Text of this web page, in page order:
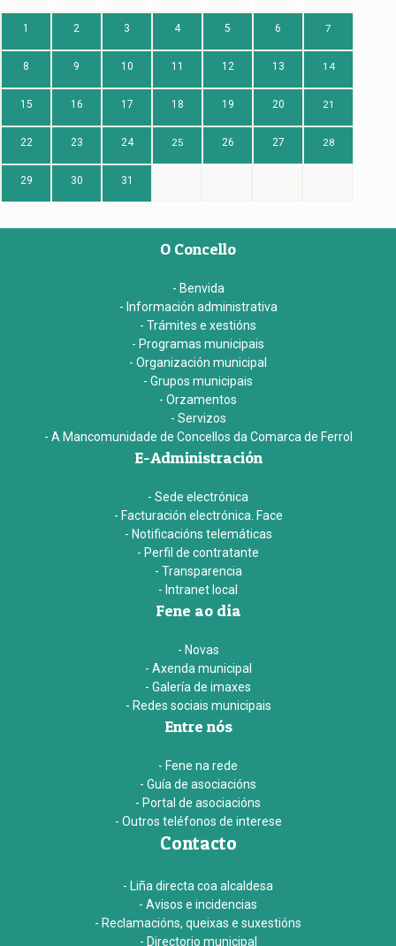
1 2 3 4 5 6 7
8 9 10 11 12 13 14
15 16 17 18 19 20 21
22 23 24 25 26 27 28
29 30 31
O Concello
- Benvida
- Información administrativa
- Trámites e xestións
- Programas municipais
- Organización municipal
- Grupos municipais
- Orzamentos
- Servizos
- A Mancomunidade de Concellos da Comarca de Ferrol
E-Administración
- Sede electrónica
- Facturación electrónica. Face
- Notificacións telemáticas
- Perfil de contratante
- Transparencia
- Intranet local
Fene ao día
- Novas
- Axenda municipal
- Galería de imaxes
- Redes sociais municipais
Entre nós
- Fene na rede
- Guía de asociacións
- Portal de asociacións
- Outros teléfonos de interese
Contacto
- Liña directa coa alcaldesa
- Avisos e incidencias
- Reclamacións, queixas e suxestións
- Directorio municipal